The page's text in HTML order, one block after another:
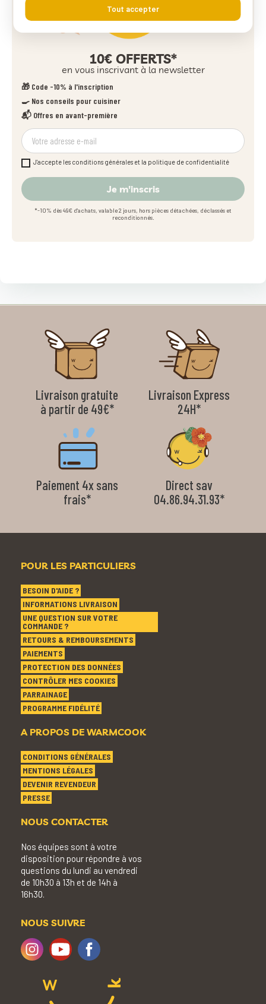
10€ OFFERTS*
en vous inscrivant à la newsletter
🎁 Code -10% à l'inscription
🍳 Nos conseils pour cuisiner
📬 Offres en avant-première
J'accepte les conditions générales et la politique de confidentialité
Je m'inscris
*-10% dès 49€ d'achats, valable 2 jours, hors pièces détachées, déclassés et
reconditionnés.
Livraison gratuite
à partir de 49€*
Livraison Express
24H*
Paiement 4x sans
frais*
Direct sav
04.86.94.31.93*
POUR LES PARTICULIERS
BESOIN D'AIDE ?
INFORMATIONS LIVRAISON
UNE QUESTION SUR VOTRE
COMMANDE ?
RETOURS & REMBOURSEMENTS
PAIEMENTS
PROTECTION DES DONNÉES
CONTRÔLER MES COOKIES
PARRAINAGE
PROGRAMME FIDÉLITÉ
A PROPOS DE WARMCOOK
CONDITIONS GÉNÉRALES
MENTIONS LÉGALES
DEVENIR REVENDEUR
PRESSE
NOUS CONTACTER
Nos équipes sont à votre
disposition pour répondre à vos
questions du lundi au vendredi
de 10h30 à 13h et de 14h à
16h30.
NOUS SUIVRE
Tout accepter